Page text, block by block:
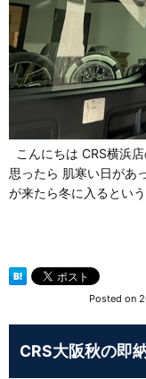
こんにちは CRS横浜
思ったら 肌寒い日があ
が来たら冬に入るとい
Posted on
CRS大阪秋の即